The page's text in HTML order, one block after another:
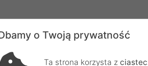
o Twoją prywatność
Ta strona korzysta z